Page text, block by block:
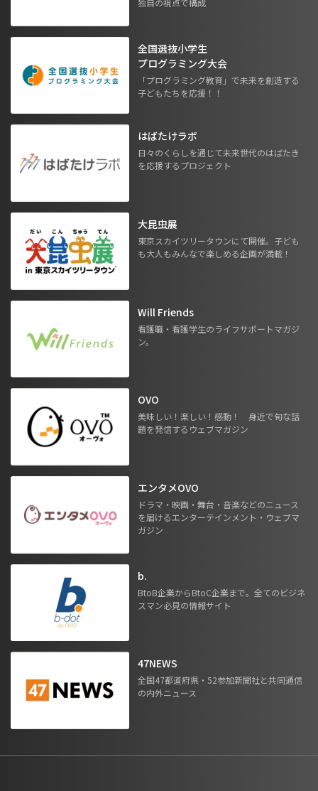
独自の視点で構成
全国選抜小学生
プログラミング大会
「プログラミング教育」で未来を創造する
子どもたちを応援！！
はばたけラボ
日々のくらしを通じて未来世代のはばたき
を応援するプロジェクト
大昆虫展
東京スカイツリータウンにて開催。子ども
も大人もみんなで楽しめる企画が満載！
Will Friends
看護職・看護学生のライフサポートマガジ
ン。
OVO
美味しい！楽しい！感動！ 身近で旬な話
題を発信するウェブマガジン
エンタメOVO
ドラマ・映画・舞台・音楽などのニュース
を届けるエンターテインメント・ウェブマ
ガジン
b.
BtoB企業からBtoC企業まで。全てのビジネ
スマン必見の情報サイト
47NEWS
全国47都道府県・52参加新聞社と共同通信
の内外ニュース